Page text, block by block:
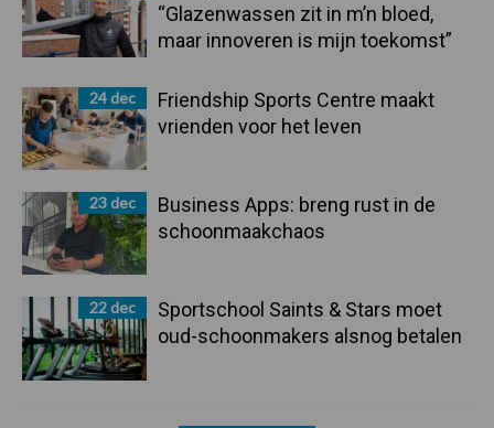
“Glazenwassen zit in m’n bloed,
maar innoveren is mijn toekomst”
24 dec
Friendship Sports Centre maakt
vrienden voor het leven
23 dec
Business Apps: breng rust in de
schoonmaakchaos
22 dec
Sportschool Saints & Stars moet
oud-schoonmakers alsnog betalen